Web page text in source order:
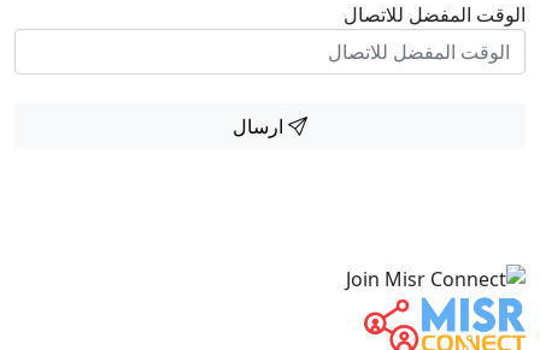
الوقت المفضل للاتصال
ارسال